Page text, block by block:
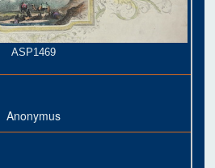
ASP1469
Anonymus